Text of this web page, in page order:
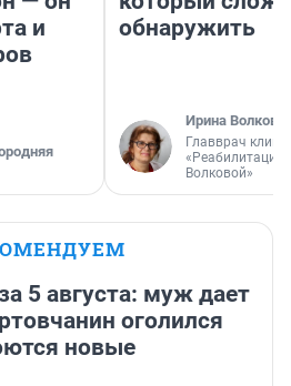
и
обнаружить
Ирина Волкова
Главврач
«Реабилитация
Волковой»
5 августа: муж дает
оголился
новые